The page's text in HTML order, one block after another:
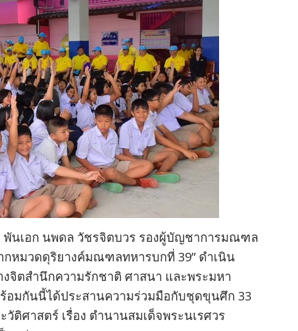
นเอก นพดล วัชรจิตบวร รองผู้บัญชาการมณฑล
หมวดดุริยางค์มณฑลทหารบกที่ 39” ดำเนิน
จิตสำนึกความรักชาติ ศาสนา และพระมหา
อมกันนี้ได้ประสานความร่วมมือกับชุดขุนศึก 33
ติศาสตร์ เรื่อง ตำนานสมเด็จพระนเรศวร